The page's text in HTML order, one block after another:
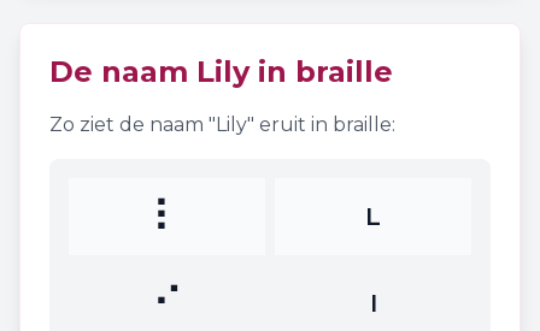
De naam Lilyin braille
Zo ziet de naam "Lily" eruit in braille:
⠇ L
⠊ I